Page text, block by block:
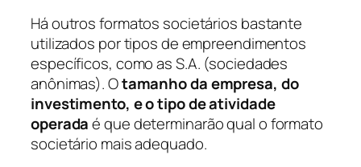
Há outros formatos societários bastante
utilizados por tipos de empreendimentos
específicos, como as S.A. (sociedades
anônimas). Otamanho da empresa, do
investimento, e o tipo de atividade
operadaé que determinarão qual o formato
societário mais adequado.